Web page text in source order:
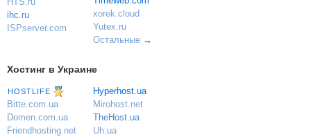
ihc.ru
ISPserver.com
xorek.cloud
Yutex.ru
Остальные→
Хостинг в Украине
HOSTLIFE
Bitte.com.ua
Domen.com.ua
Friendhosting.net
Hyperhost.ua
Mirohost.net
TheHost.ua
Uh.ua